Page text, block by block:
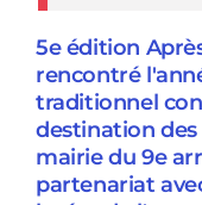
5e édition
rencontré
traditionnel
destination des
mairie du 9e
partenariat